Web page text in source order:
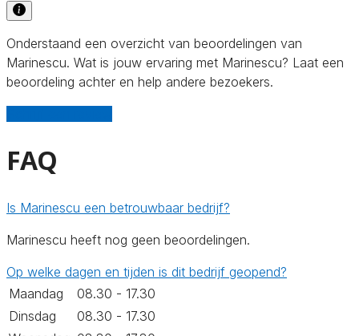
Onderstaand een overzicht van beoordelingen van
Marinescu. Wat is jouw ervaring met Marinescu? Laat een
beoordeling achter en help andere bezoekers.
FAQ
Is Marinescu een betrouwbaar bedrijf?
Marinescu heeft nog geen beoordelingen.
Op welke dagen en tijden is dit bedrijf geopend?
Maandag
08.30 - 17.30
Dinsdag
08.30 - 17.30